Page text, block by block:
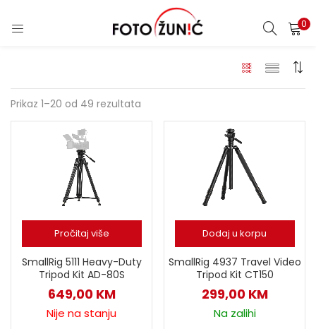
0
Prikaz 1–20 od 49 rezultata
Pročitaj više
SmallRig 5111 Heavy-Duty
Tripod Kit AD-80S
649,00 KM
Nije na stanju
Dodaj u korpu
SmallRig 4937 Travel Video
Tripod Kit CT150
299,00 KM
Na zalihi